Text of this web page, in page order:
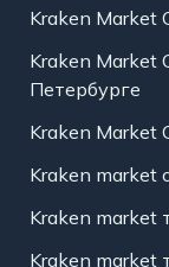
Kraken
Kraken
Петербурге
Kraken Market
Kraken market
Kraken market
Kraken market